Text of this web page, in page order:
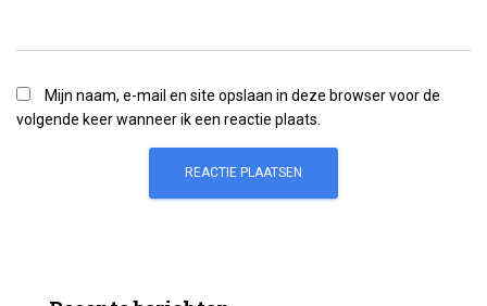
Mijn naam, e-mail en site opslaan in deze browser voor de
volgende keer wanneer ik een reactie plaats.